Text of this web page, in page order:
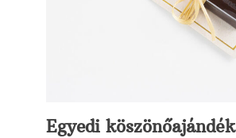
Egyedi köszönőajándék